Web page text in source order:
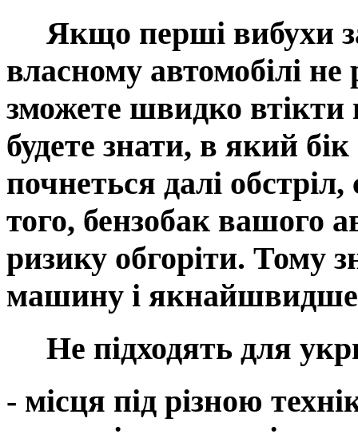
Якщо перші вибухи
власному автомобілі
зможете швидко втікти
будете знати, в який
почнеться далі
того, бензобак вашого
ризику обгоріти. Тому
машину і
Не підходять для
- місця під різною